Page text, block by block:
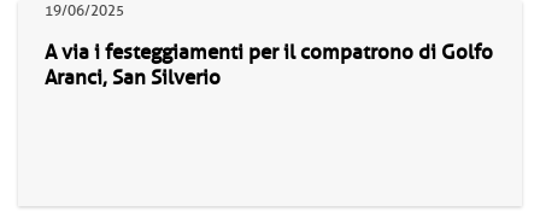
19/06/2025
A via i festeggiamenti per il compatrono di Golfo
Aranci, San Silverio